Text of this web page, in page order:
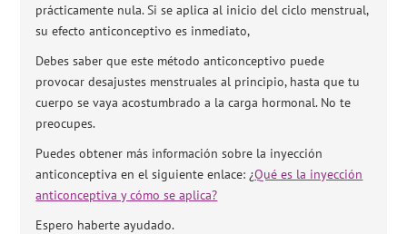
prácticamente nula. Si se aplica al inicio del ciclo menstrual,
su efecto anticonceptivo es inmediato,
Debes saber que este método anticonceptivo puede
provocar desajustes menstruales al principio, hasta que tu
cuerpo se vaya acostumbrado a la carga hormonal. No te
preocupes.
Puedes obtener más información sobre la inyección
anticonceptiva en el siguiente enlace: ¿Qué es la inyección
anticonceptiva y cómo se aplica?
Espero haberte ayudado.